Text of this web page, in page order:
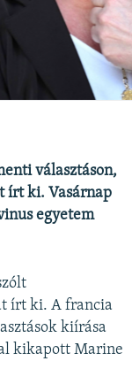
választáson,
írt ki. Vasárnap
egyetem
írt ki. A francia
kiírása
kikapott Marine